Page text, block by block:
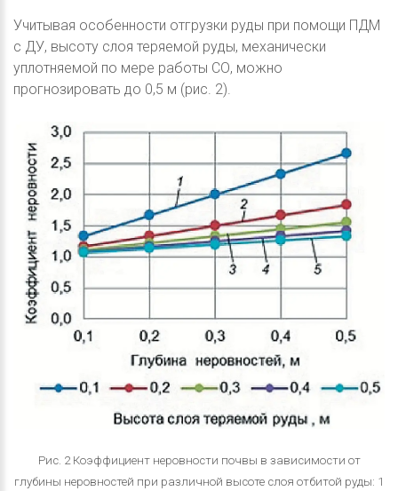
Учитывая особенности отгрузки руды при помощи ПДМ
с ДУ, высоту слоя теряемой руды, механически
уплотняемой по мере работы СО, можно
прогнозировать до 0,5 м (рис. 2).
Рис. 2 Коэффициент неровности почвы в зависимости от
глубины неровностей при различной высоте слоя отбитой руды: 1